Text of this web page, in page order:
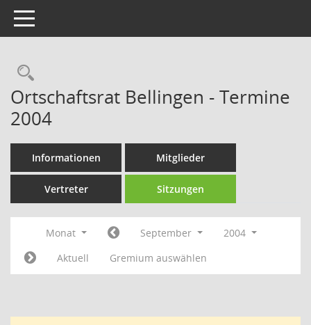
Toggle navigation
Rechercheauswahl
Ortschaftsrat Bellingen - Termine
2004
Informationen Mitglieder
Vertreter Sitzungen
Monat September
2004
Aktuell
Gremium auswählen